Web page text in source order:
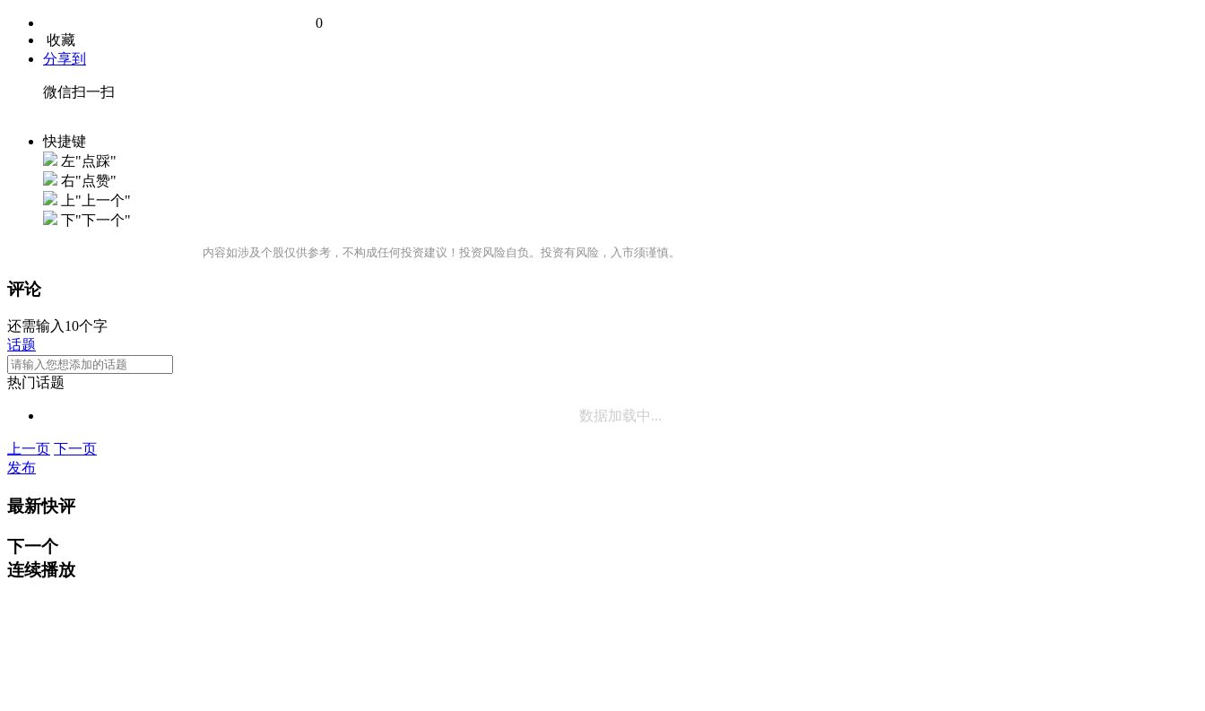
0
收藏
分享到
微信扫一扫
快捷键
左"点踩"
右"点赞"
上"上一个"
下"下一个"
内容如涉及个股仅供参考，不构成任何投资建议！投资风险自负。投资有风险，入市须谨慎。
评论
还需输入10个字
话题
热门话题
数据加载中...
上一页 下一页
发布
最新快评
下一个
连续播放